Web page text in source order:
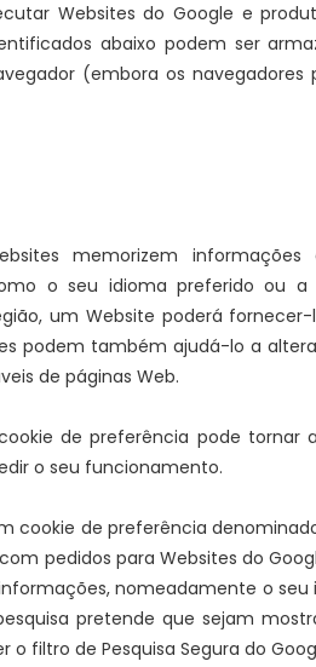
Websites do Google e
abaixo podem ser
(embora os navegadores
memorizem
o seu idioma preferido ou a
um Website poderá
podem também ajudá-lo a
de páginas Web.
de preferência pode tornar
o seu funcionamento.
de preferência denominado
pedidos para Websites do
nomeadamente o seu
pretende que sejam
filtro de Pesquisa Segura do